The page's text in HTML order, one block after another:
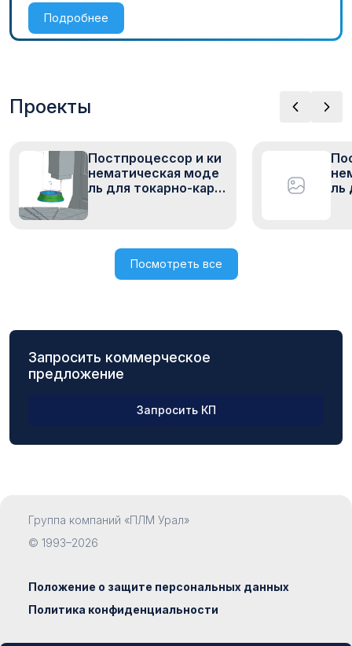
работу междисциплинарных команд.
Подробнее
Проекты
Постпроцессор и ки
нематическая моде
ль для токарно-кару
ль
Посмотреть все
Запросить коммерческое
предложение
Запросить КП
Компания
Группа компаний «ПЛМ Урал»
© 1993–2026
Положение о защите персональных данных
Политика конфиденциальности